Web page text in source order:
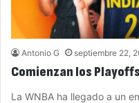
Antonio G septiembre 22,
Comienzan los
La WNBA ha llegado a un